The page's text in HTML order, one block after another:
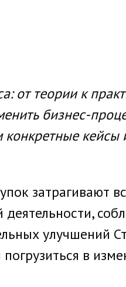
от теории к
бизнес-
конкретные
затрагивают
улучшений
в